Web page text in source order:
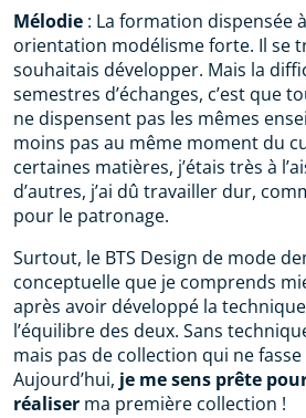
Mélodie : La formation dispensée
orientation modélisme forte. Il se
souhaitais développer. Mais la
semestres d’échanges, c’est que
ne dispensent pas les mêmes
moins pas au même moment du
certaines matières, j’étais très à
d’autres, j’ai dû travailler dur,
pour le patronage.
Surtout, le BTS Design de mode
conceptuelle que je comprends
après avoir développé la technique.
l’équilibre des deux. Sans
mais pas de collection qui ne
Aujourd’hui, je me sens prête
réaliser ma première collection !